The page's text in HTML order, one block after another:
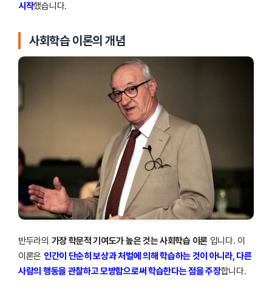
시작했습니다.
사회학습 이론의 개념
반두라의 가장 학문적 기여도가 높은 것는 사회학습 이론 입니다. 이
이론은 인간이 단순히 보상과 처벌에 의해 학습하는 것이 아니라, 다른
사람의 행동을 관찰하고 모방함으로써 학습한다는 점을 주장합니다.